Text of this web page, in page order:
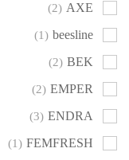
AXE
(2)
beesline
(1)
BEK
(2)
EMPER
(2)
ENDRA
(3)
FEMFRESH
(1)